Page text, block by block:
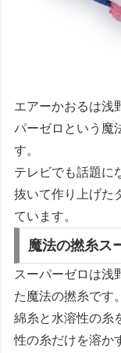
エアーかおるは浅
パーゼロという魔
す。
テレビでも話題に
抜いて作り上げた
ています。
魔法の撚糸ス
スーパーゼロは浅
た魔法の撚糸です。
綿糸と水溶性の糸
性の糸だけを溶か